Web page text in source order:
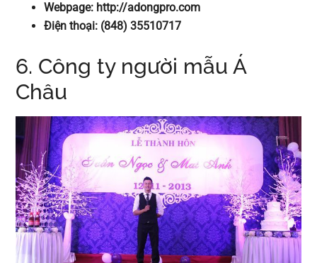
Webpage: http://adongpro.com
Điện thoại: (848) 35510717
6. Công ty người mẫu Á
Châu